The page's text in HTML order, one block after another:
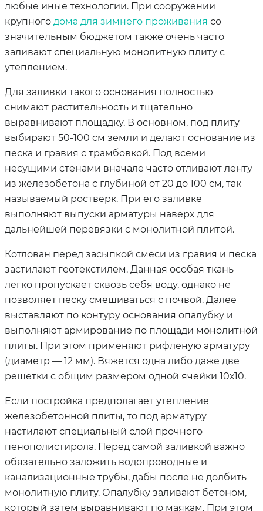
любые иные технологии. При сооружении
крупного дома для зимнего проживания со
значительным бюджетом также очень часто
заливают специальную монолитную плиту с
утеплением.
Для заливки такого основания полностью
снимают растительность и тщательно
выравнивают площадку. В основном, под плиту
выбирают 50-100 см земли и делают основание из
песка и гравия с трамбовкой. Под всеми
несущими стенами вначале часто отливают ленту
из железобетона с глубиной от 20 до 100 см, так
называемый ростверк. При его заливке
выполняют выпуски арматуры наверх для
дальнейшей перевязки с монолитной плитой.
Котлован перед засыпкой смеси из гравия и песка
застилают геотекстилем. Данная особая ткань
легко пропускает сквозь себя воду, однако не
позволяет песку смешиваться с почвой. Далее
выставляют по контуру основания опалубку и
выполняют армирование по площади монолитной
плиты. При этом применяют рифленую арматуру
(диаметр — 12 мм). Вяжется одна либо даже две
решетки с общим размером одной ячейки 10х10.
Если постройка предполагает утепление
железобетонной плиты, то под арматуру
настилают специальный слой прочного
пенополистирола. Перед самой заливкой важно
обязательно заложить водопроводные и
канализационные трубы, дабы после не долбить
монолитную плиту. Опалубку заливают бетоном,
который затем выравнивают по маякам. При этом